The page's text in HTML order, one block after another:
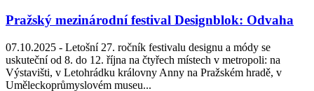
Pražský mezinárodní festival Designblok: Odvaha
07.10.2025 - Letošní 27. ročník festivalu designu a módy se
uskuteční od 8. do 12. října na čtyřech místech v metropoli: na
Výstavišti, v Letohrádku královny Anny na Pražském hradě, v
Uměleckoprůmyslovém museu...